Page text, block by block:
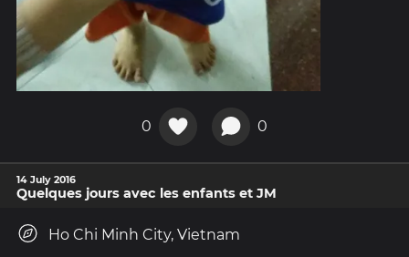
0 0
14 July 2016
Quelques jours avec les enfants et JM
Ho Chi Minh City, Vietnam